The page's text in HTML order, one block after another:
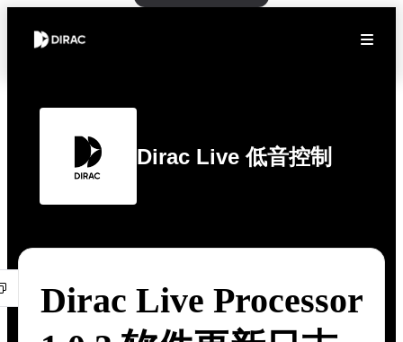
Dirac Live 低音控制
Dirac Live Processor